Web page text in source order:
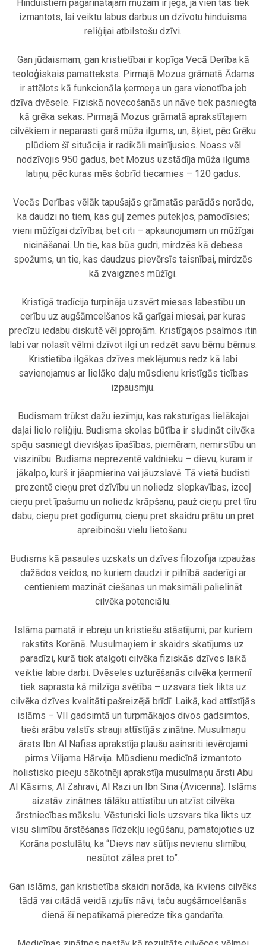
Hinduistiem pagarinātajam mūžam ir jēga, ja vien tas tiek
izmantots, lai veiktu labus darbus un dzīvotu hinduisma
reliģijai atbilstošu dzīvi.
Gan jūdaismam, gan kristietībai ir kopīga Vecā Derība kā
teoloģiskais pamatteksts. Pirmajā Mozus grāmatā Ādams
ir attēlots kā funkcionāla ķermeņa un gara vienotība jeb
dzīva dvēsele. Fiziskā novecošanās un nāve tiek pasniegta
kā grēka sekas. Pirmajā Mozus grāmatā aprakstītajiem
cilvēkiem ir neparasti garš mūža ilgums, un, šķiet, pēc Grēku
plūdiem šī situācija ir radikāli mainījusies. Noass vēl
nodzīvojis 950 gadus, bet Mozus uzstādīja mūža ilguma
latiņu, pēc kuras mēs šobrīd tiecamies – 120 gadus.
Vecās Derības vēlāk tapušajās grāmatās parādās norāde,
ka daudzi no tiem, kas guļ zemes putekļos, pamodīsies;
vieni mūžīgai dzīvībai, bet citi – apkaunojumam un mūžīgai
nicināšanai. Un tie, kas būs gudri, mirdzēs kā debess
spožums, un tie, kas daudzus pievērsīs taisnībai, mirdzēs
kā zvaigznes mūžīgi.
Kristīgā tradīcija turpināja uzsvērt miesas labestību un
cerību uz augšāmcelšanos kā garīgai miesai, par kuras
precīzu iedabu diskutē vēl joprojām. Kristīgajos psalmos itin
labi var nolasīt vēlmi dzīvot ilgi un redzēt savu bērnu bērnus.
Kristietība ilgākas dzīves meklējumus redz kā labi
savienojamus ar lielāko daļu mūsdienu kristīgās ticības
izpausmju.
Budismam trūkst dažu iezīmju, kas raksturīgas lielākajai
daļai lielo reliģiju. Budisma skolas būtība ir sludināt cilvēka
spēju sasniegt dievišķas īpašības, piemēram, nemirstību un
viszinību. Budisms neprezentē valdnieku – dievu, kuram ir
jākalpo, kurš ir jāapmierina vai jāuzslavē. Tā vietā budisti
prezentē cieņu pret dzīvību un noliedz slepkavības, izceļ
cieņu pret īpašumu un noliedz krāpšanu, pauž cieņu pret tīru
dabu, cieņu pret godīgumu, cieņu pret skaidru prātu un pret
apreibinošu vielu lietošanu.
Budisms kā pasaules uzskats un dzīves filozofija izpaužas
dažādos veidos, no kuriem daudzi ir pilnībā saderīgi ar
centieniem mazināt ciešanas un maksimāli palielināt
cilvēka potenciālu.
Islāma pamatā ir ebreju un kristiešu stāstījumi, par kuriem
rakstīts Korānā. Musulmaņiem ir skaidrs skatījums uz
paradīzi, kurā tiek atalgoti cilvēka fiziskās dzīves laikā
veiktie labie darbi. Dvēseles uzturēšanās cilvēka ķermenī
tiek saprasta kā milzīga svētība – uzsvars tiek likts uz
cilvēka dzīves kvalitāti pašreizējā brīdī. Laikā, kad attīstījās
islāms – VII gadsimtā un turpmākajos divos gadsimtos,
tieši arābu valstīs strauji attīstījās zinātne. Musulmaņu
ārsts Ibn Al Nafiss aprakstīja plaušu asinsriti ievērojami
pirms Viljama Hārvija. Mūsdienu medicīnā izmantoto
holistisko pieeju sākotnēji aprakstīja musulmaņu ārsti Abu
Al Kāsims, Al Zahravi, Al Razi un Ibn Sina (Avicenna). Islāms
aizstāv zinātnes tālāku attīstību un atzīst cilvēka
ārstniecības mākslu. Vēsturiski liels uzsvars tika likts uz
visu slimību ārstēšanas līdzekļu iegūšanu, pamatojoties uz
Korāna postulātu, ka “Dievs nav sūtījis nevienu slimību,
nesūtot zāles pret to”.
Gan islāms, gan kristietība skaidri norāda, ka ikviens cilvēks
tādā vai citādā veidā izjutīs nāvi, taču augšāmcelšanās
dienā šī nepatīkamā pieredze tiks gandarīta.